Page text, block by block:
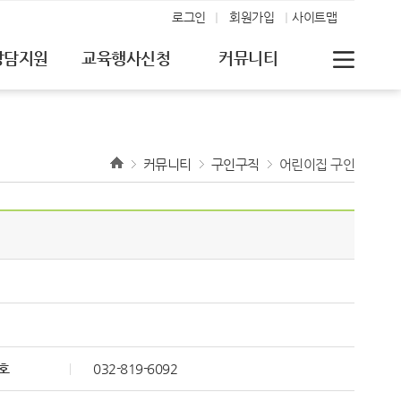
로그인 회원가입 사이트맵
지원 교육행사신청 커뮤니티
커뮤니티 구인구직 어린이집 구인
032-819-6092